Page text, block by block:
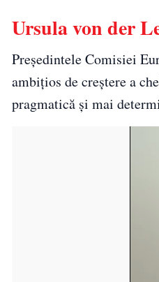
Ursula von der
Președintele Comisiei
ambițios de creștere a
pragmatică și mai